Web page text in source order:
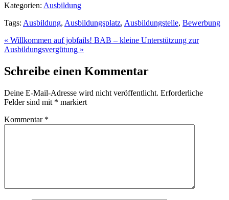
Kategorien: Ausbildung
Tags: Ausbildung, Ausbildungsplatz, Ausbildungstelle, Bewerbung
« Willkommen auf jobfails! BAB – kleine Unterstützung zur
Ausbildungsvergütung »
Schreibe einen Kommentar
Deine E-Mail-Adresse wird nicht veröffentlicht. Erforderliche
Felder sind mit * markiert
Kommentar *